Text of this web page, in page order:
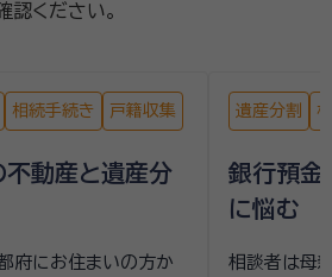
ください。
相続手続き 戸籍収集
不動産と遺産分
府にお住まいの方か
遺産分割
銀行預金
に悩む
相談者は母